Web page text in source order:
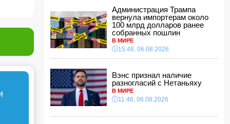
районе пастух избил жену
15:00, 06.08.2026
Обнаружены признаки существования
древних океанов на Венере
14:48, 06.08.2026
В Баку 40-летний мужчина погиб, упав с
балкона
14:40, 06.08.2026
Джейхун Байрамов: В случае необходимости
мы будем рады поставлять газ и
дружественной Украине
14:34, 06.08.2026
Администрация Трампа
вернула импортерам около
100 млрд долларов ранее
собранных пошлин
В МИРЕ
15:48, 06.08.2026
Вэнс признал наличие
разногласий с Нетаньяху
В МИРЕ
11:48, 06.08.2026